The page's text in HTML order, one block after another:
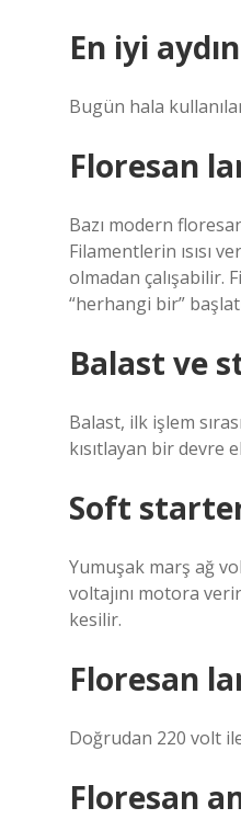
En iyi
Bugün hala
Floresan
Bazı modern
Filamentlerin ısısı
olmadan çalışabilir.
“herhangi bir”
Balast ve
Balast, ilk işlem
kısıtlayan bir devre
Soft
Yumuşak marş ağ
voltajını motora
kesilir.
Floresan
Doğrudan 220 volt ile
Floresan